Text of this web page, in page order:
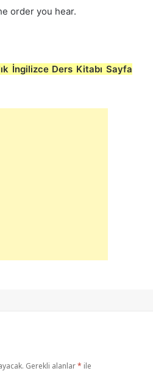
order you hear.
İngilizce Ders Kitabı Sayfa
Gerekli alanlar* ile